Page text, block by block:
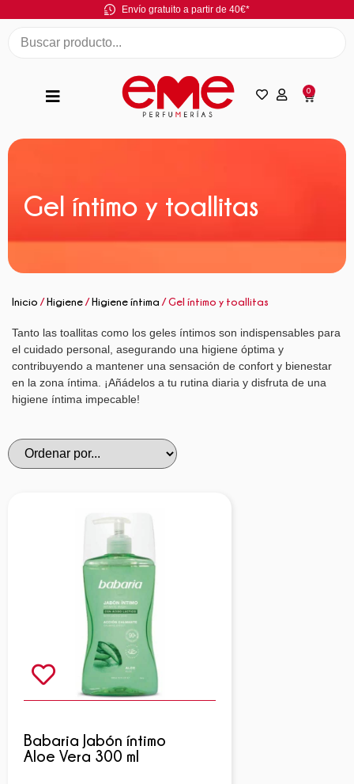
Envío gratuito a partir de 40€*
0
Gel íntimo y toallitas
Inicio /Higiene /Higiene íntima / Gel íntimo y toallitas
Tanto las toallitas como los geles íntimos son indispensables para
el cuidado personal, asegurando una higiene óptima y
contribuyendo a mantener una sensación de confort y bienestar
en la zona íntima. ¡Añádelos a tu rutina diaria y disfruta de una
higiene íntima impecable!
Babaria Jabón íntimo
Aloe Vera 300 ml